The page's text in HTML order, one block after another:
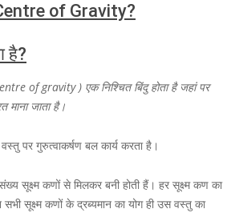
of Gravity?
है?
of gravity ) एक निश्चित बिंदु होता है जहां पर
माना जाता है।
पर गुरुत्वाकर्षण बल कार्य करता है।
सूक्ष्म कणों से मिलकर बनी होती हैं। हर सूक्ष्म कण का
सूक्ष्म कणों के द्रब्यमान का योग ही उस वस्तु का